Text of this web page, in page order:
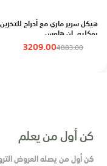
هيكل سرير ماري مع أدراج
بوكليه, إن هاوس
3209.004883.00
كن أول من يعلم
كن أول من يصله العروض